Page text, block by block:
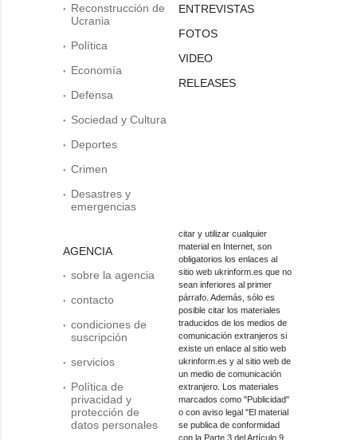
Reconstrucción de
Ucrania
Política
Economía
Defensa
Sociedad y Cultura
Deportes
Crimen
Desastres y
emergencias
AGENCIA
sobre la agencia
contacto
condiciones de
suscripción
servicios
Política de
privacidad y
protección de
datos personales
ENTREVISTAS
FOTOS
VIDEO
RELEASES
citar y utilizar cualquier
material en Internet, son
obligatorios los enlaces al
sitio web ukrinform.es que no
sean inferiores al primer
párrafo. Además, sólo es
posible citar los materiales
traducidos de los medios de
comunicación extranjeros si
existe un enlace al sitio web
ukrinform.es y al sitio web de
un medio de comunicación
extranjero. Los materiales
marcados como "Publicidad"
o con aviso legal "El material
se publica de conformidad
con la Parte 3 del Artículo 9